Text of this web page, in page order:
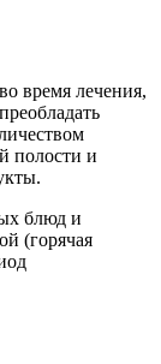
время лечения,
полости и
блюд и
(горячая